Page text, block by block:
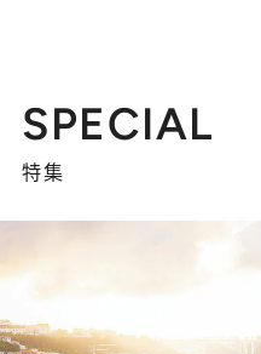
SPECIAL
特集